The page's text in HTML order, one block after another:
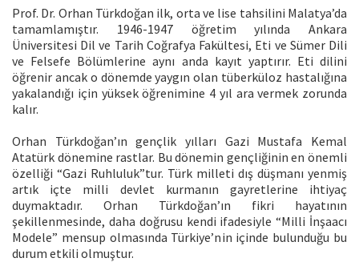
Prof. Dr. Orhan Türkdoğan ilk, orta ve lise tahsilini Malatya’da
tamamlamıştır. 1946-1947 öğretim yılında Ankara
Üniversitesi Dil ve Tarih Coğrafya Fakültesi, Eti ve Sümer Dili
ve Felsefe Bölümlerine aynı anda kayıt yaptırır. Eti dilini
öğrenir ancak o dönemde yaygın olan tüberküloz hastalığına
yakalandığı için yüksek öğrenimine 4 yıl ara vermek zorunda
kalır.
Orhan Türkdoğan’ın gençlik yılları Gazi Mustafa Kemal
Atatürk dönemine rastlar. Bu dönemin gençliğinin en önemli
özelliği “Gazi Ruhluluk”tur. Türk milleti dış düşmanı yenmiş
artık içte milli devlet kurmanın gayretlerine ihtiyaç
duymaktadır. Orhan Türkdoğan’ın fikri hayatının
şekillenmesinde, daha doğrusu kendi ifadesiyle “Milli İnşaacı
Modele” mensup olmasında Türkiye’nin içinde bulunduğu bu
durum etkili olmuştur.